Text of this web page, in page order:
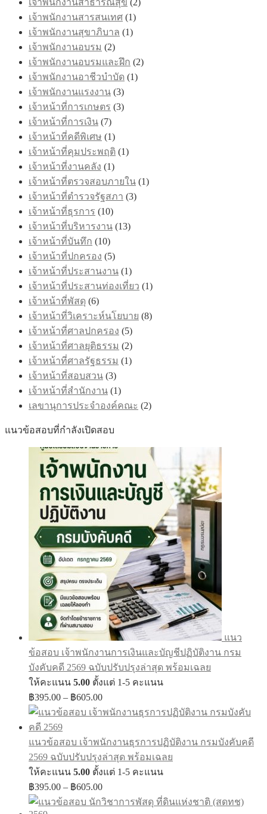
เจ้าพนักงานสาธารณสุข (2)
เจ้าพนักงานสารสนเทศ (1)
เจ้าพนักงานสุขาภิบาล (1)
เจ้าพนักงานอบรม (2)
เจ้าพนักงานอบรมและฝึก (2)
เจ้าพนักงานอาชีวบำบัด (1)
เจ้าพนักงานแรงงาน (3)
เจ้าหน้าที่การเกษตร (3)
เจ้าหน้าที่การเงิน (7)
เจ้าหน้าที่คดีพิเศษ (1)
เจ้าหน้าที่คุมประพฤติ (1)
เจ้าหน้าที่งานคลัง (1)
เจ้าหน้าที่ตรวจสอบภายใน (1)
เจ้าหน้าที่ตำรวจรัฐสภา (3)
เจ้าหน้าที่ธุรการ (10)
เจ้าหน้าที่บริหารงาน (13)
เจ้าหน้าที่บันทึก (10)
เจ้าหน้าที่ปกครอง (5)
เจ้าหน้าที่ประสานงาน (1)
เจ้าหน้าที่ประสานท่องเที่ยว (1)
เจ้าหน้าที่พัสดุ (6)
เจ้าหน้าที่วิเคราะห์นโยบาย (8)
เจ้าหน้าที่ศาลปกครอง (5)
เจ้าหน้าที่ศาลยุติธรรม (2)
เจ้าหน้าที่ศาลรัฐธรรม (1)
เจ้าหน้าที่สอบสวน (3)
เจ้าหน้าที่สำนักงาน (1)
เลขานุการประจำองค์คณะ (2)
แนวข้อสอบที่กำลังเปิดสอบ
แนว
ข้อสอบ เจ้าพนักงานการเงินและบัญชีปฏิบัติงาน กรม
บังคับคดี 2569 ฉบับปรับปรุงล่าสุด พร้อมเฉลย
ให้คะแนน 5.00 ตั้งแต่ 1-5 คะแนน
฿395.00 – ฿605.00Price
range:
฿395.00
฿605.00
แนวข้อสอบ เจ้าพนักงานธุรการปฏิบัติงาน กรมบังคับคดี
2569 ฉบับปรับปรุงล่าสุด พร้อมเฉลย
ให้คะแนน 5.00 ตั้งแต่ 1-5 คะแนน
฿395.00 – ฿605.00Price
range:
฿395.00